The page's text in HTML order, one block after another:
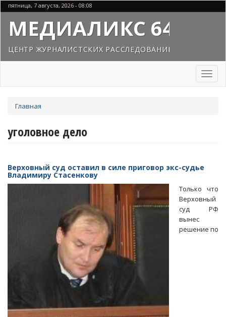
Перейти
к
основному
содержанию
пятница, 7 августа, 2026 - 08:08
МЕДИАЛИКС 64
ЦЕНТР ЖУРНАЛИСТСКИХ РАССЛЕДОВАНИЙ
Toggle
здесь
Главная
уголовное дело
Верховный суд оставил в силе приговор экс-судье
Владимиру Стасенкову
Только что
Верховный
суд РФ
вынес
решение по